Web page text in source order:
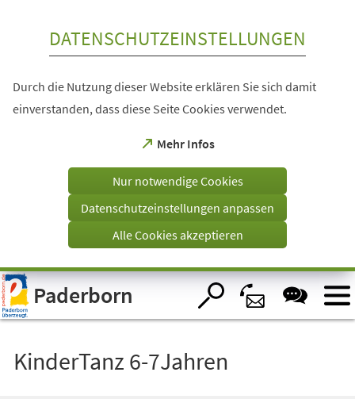
Visuelle
Assistenzsoftware
öffnen.
DATENSCHUTZEINSTELLUNGEN
Durch die Nutzung dieser Website erklären Sie sich damit
einverstanden, dass diese Seite Cookies verwendet.
Mehr Infos
(Öffnet
einem
Tab)
Nur notwendige Cookies
Datenschutzeinstellungen anpassen
Alle Cookies akzeptieren
Paderborn
KinderTanz 6-7Jahren